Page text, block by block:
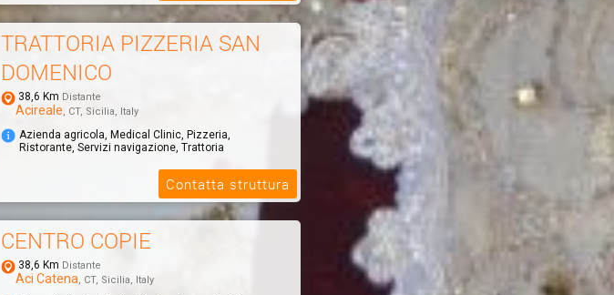
TRATTORIA PIZZERIA SAN
DOMENICO
38,6 Km Distante
Acireale, CT, Sicilia, Italy
Azienda agricola, Medical Clinic, Pizzeria,
Ristorante, Servizi navigazione, Trattoria
Contatta struttura
CENTRO COPIE
38,6 Km Distante
Aci Catena, CT, Sicilia, Italy